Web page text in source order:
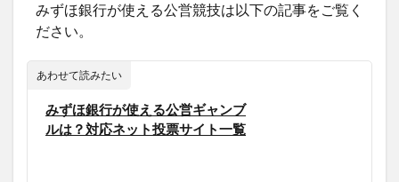
みずほ銀行が使える公営競技は以下の記事をご覧く
ださい。
あわせて読みたい
みずほ銀行が使える公営ギャンブ
ルは？対応ネット投票サイト一覧